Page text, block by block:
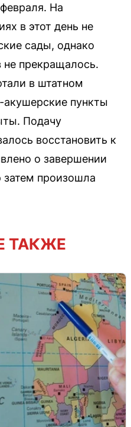
На
в этот день не
сады, однако
прекращалось.
в штатном
пункты
Подачу
восстановить к
о завершении
затем произошла
ТАКЖЕ